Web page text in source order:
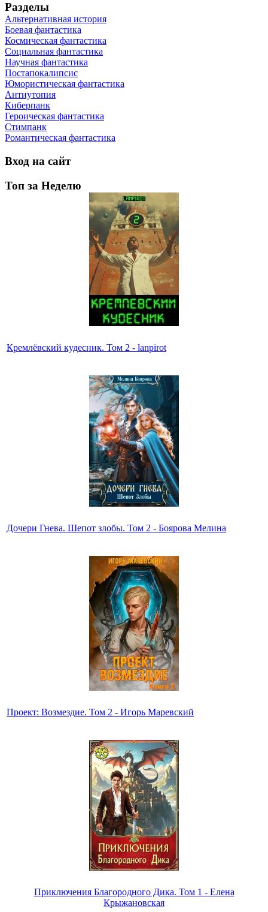
Разделы
Альтернативная история
Боевая фантастика
Космическая фантастика
Социальная фантастика
Научная фантастика
Постапокалипсис
Юмористическая фантастика
Антиутопия
Киберпанк
Героическая фантастика
Стимпанк
Романтическая фантастика
Вход на сайт
Топ за Неделю
Кремлёвский кудесник. Том 2 - lanpirot
Дочери Гнева. Шепот злобы. Том 2 - Боярова Мелина
Проект: Возмездие. Том 2 - Игорь Маревский
Приключения Благородного Дика. Том 1 - Елена
Крыжановская